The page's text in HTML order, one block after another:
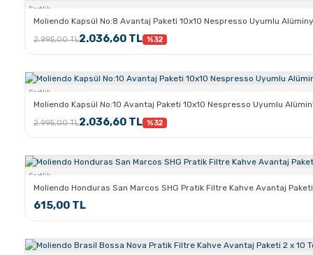
Sertlik:
Moliendo Kapsül No:8 Avantaj Paketi 10x10 Nespresso Uyumlu
2.995,00 TL2.036,60 TL %32
Sertlik:
Moliendo Kapsül No:10 Avantaj Paketi 10x10 Nespresso Uyumlu
2.995,00 TL2.036,60 TL %32
Sertlik:
Moliendo Honduras San Marcos SHG Pratik Filtre Kahve Avantaj
615,00 TL